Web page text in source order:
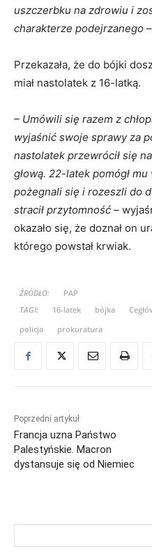
uszczerbku na zdrowiu i
charakterze podejrzanego
Przekazała, że do bójki
miał nastolatek z 16-latką.
– Umówili się razem z
wyjaśnić swoje sprawy za
nastolatek przewrócił się
głową. 22-latek pomógł
pożegnali się i rozeszli do
stracił przytomność –
okazało się, że doznał on
którego powstał krwiak.
ŹRÓDŁO:
PAP
TAGI:
16-latek bójka
policja
prokuratura
Poprzedni artykuł
Francja uzna Państwo
Palestyńskie. Macron
dystansuje się od Niemiec